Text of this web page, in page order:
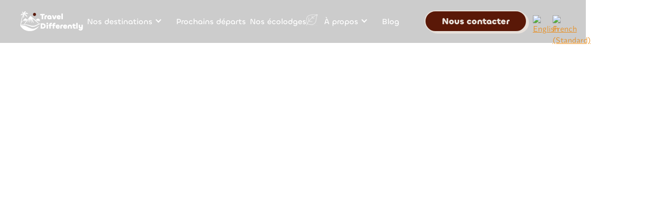
Travel
Differently Nos destinations Prochains départs Nos écolodges À propos Blog Nous contacter